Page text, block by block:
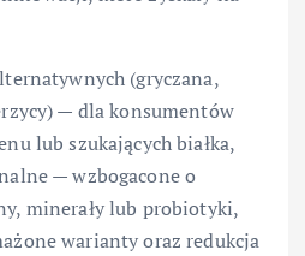
(gryczana,
— dla konsumentów
lub szukających białka,
— wzbogacone o
minerały lub probiotyki,
warianty oraz redukcja